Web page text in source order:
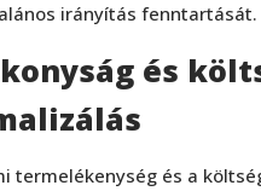
irányítás fenntartását.
és
termelékenység és a